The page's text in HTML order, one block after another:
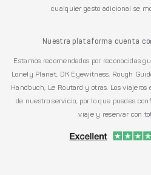
cualquier gasto adicional se
Nuestra plataforma cuenta
Estamos recomendados por reconocidas
Lonely Planet, DK Eyewitness, Rough
Handbuch, Le Routard y otras. Los
de nuestro servicio, por lo que puedes
viaje y reservar con